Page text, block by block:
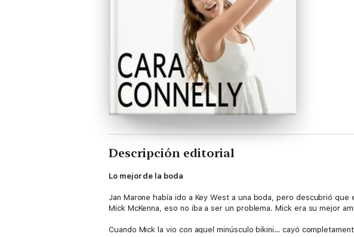
Descripción editorial
Lo mejor de la boda
Jan Marone había ido a Key West a una boda, pero descubrió
Mick McKenna, eso no iba a ser un problema. Mick era su mejor
Cuando Mick la vio con aquel minúsculo bikini… cayó